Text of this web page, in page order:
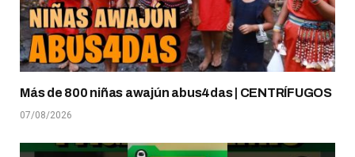
Más de 800 niñas awajún abus4das | CENTRÍFUGOS
07/08/2026